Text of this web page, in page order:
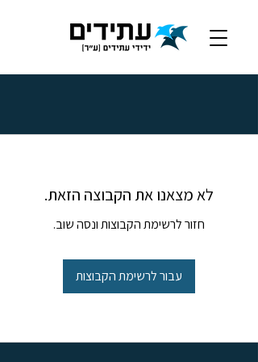
לא מצאנו את הקבוצה הזאת.
חזור לרשימת הקבוצות ונסה שוב.
עבור לרשימת הקבוצות